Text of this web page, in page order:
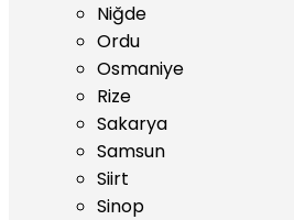
Niğde
Ordu
Osmaniye
Rize
Sakarya
Samsun
Siirt
Sinop